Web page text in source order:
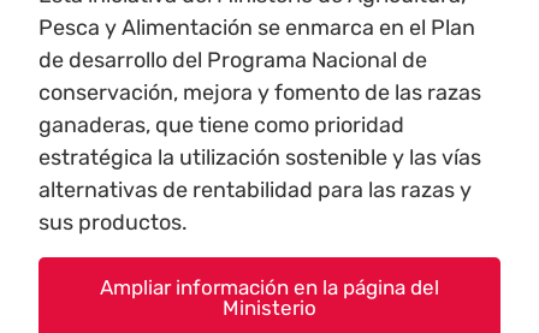
Pesca y Alimentación se enmarca en el Plan
de desarrollo del Programa Nacional de
conservación, mejora y fomento de las razas
ganaderas, que tiene como prioridad
estratégica la utilización sostenible y las vías
alternativas de rentabilidad para las razas y
sus productos.
Ampliar información en la página del
Ministerio